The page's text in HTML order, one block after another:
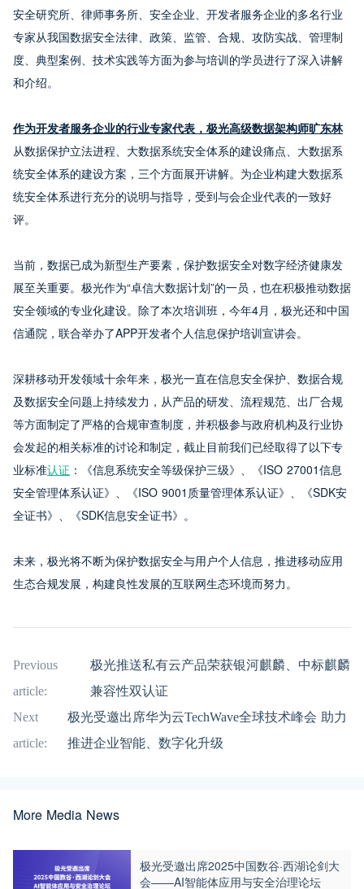
安全研究所、律师事务所、安全企业、开发者服务企业的多名行业
专家从我国数据安全法律、政策、监管、合规、攻防实战、管理制
度、典型案例、技术实践等方面为参与培训的学员进行了深入讲解
和介绍。
作为开发者服务企业的行业专家代表，极光高级数据架构师旷东林
从数据保护立法进程、大数据系统安全体系的建设痛点、大数据系
统安全体系的建设方案，三个方面展开讲解。为企业构建大数据系
统安全体系进行充分的说明与指导，受到与会企业代表的一致好
评。
当前，数据已成为新型生产要素，保护数据安全对数字经济健康发
展至关重要。极光作为“卓信大数据计划”的一员，也在积极推动数据
安全领域的专业化建设。除了本次培训班，今年4月，极光还和中国
信通院，联合举办了APP开发者个人信息保护培训宣讲会。
深耕移动开发领域十余年来，极光一直在信息安全保护、数据合规
及数据安全问题上持续发力，从产品的研发、流程规范、出厂合规
等方面制定了严格的合规审查制度，并积极参与政府机构及行业协
会发起的相关标准的讨论和制定，截止目前我们已经取得了以下专
业标准认证 ：《信息系统安全等级保护三级》、《ISO 27001信息
安全管理体系认证》、《ISO 9001质量管理体系认证》、《SDK安
全证书》、《SDK信息安全证书》。
未来，极光将不断为保护数据安全与用户个人信息，推进移动应用
生态合规发展，构建良性发展的互联网生态环境而努力。
Previous
article:
极光推送私有云产品荣获银河麒麟、中标麒麟
兼容性双认证
Next
article:
极光受邀出席华为云TechWave全球技术峰会 助力
推进企业智能、数字化升级
More Media News
极光受邀出席2025中国数谷·西湖论剑大
会——AI智能体应用与安全治理论坛